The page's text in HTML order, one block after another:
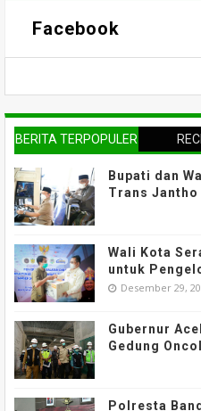
Facebook
BERITA TERPOPULER
Bupati dan
Trans Jantho
Wali Kota
untuk
Desember 29,
Gubernur
Gedung
Polresta